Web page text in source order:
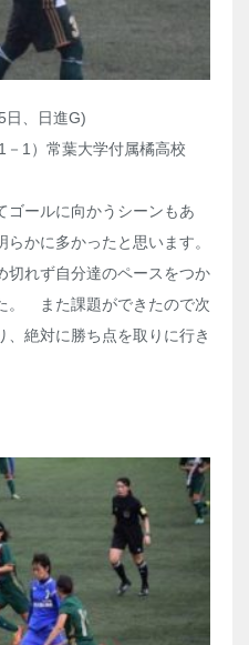
日、日進G)
1）常葉大学付属橘高校
ールに向かうシーンもあ
かに多かったと思います。
切れず自分達のペースをつか
。 また課題ができたので次
絶対に勝ち点を取りに行き